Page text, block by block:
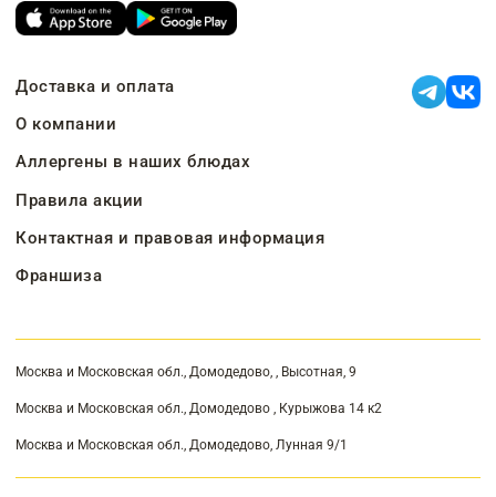
Доставка и оплата
О компании
Аллергены в наших блюдах
Правила акции
Контактная и правовая информация
Франшиза
Москва и Московская обл., Домодедово, , Высотная, 9
Москва и Московская обл., Домодедово , Курыжова 14 к2
Москва и Московская обл., Домодедово, Лунная 9/1